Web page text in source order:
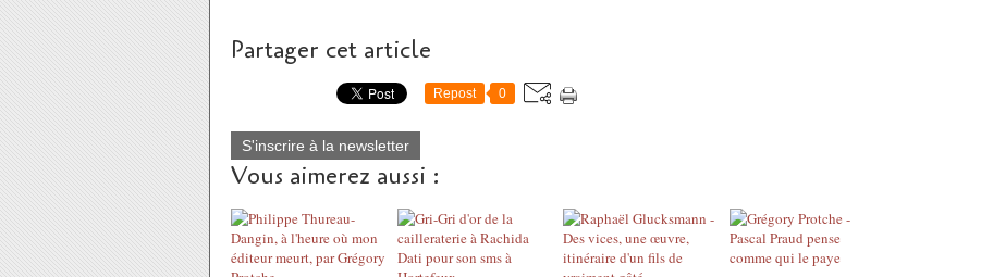
Partager cet article
Repost 0
S'inscrire à la newsletter
Vous aimerez aussi :